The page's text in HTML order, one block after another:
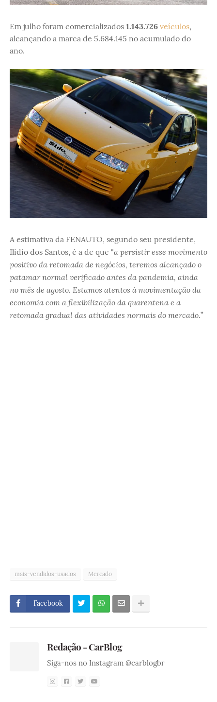
Em julho foram comercializados 1.143.726 veículos,
alcançando a marca de 5.684.145 no acumulado do
ano.
A estimativa da FENAUTO, segundo seu presidente,
Ilídio dos Santos, é a de que "a persistir esse movimento
positivo da retomada de negócios, teremos alcançado o
patamar normal verificado antes da pandemia, ainda
no mês de agosto. Estamos atentos à movimentação da
economia com a flexibilização da quarentena e a
retomada gradual das atividades normais do mercado.”
mais-vendidos-usados Mercado
Facebook
Redação - CarBlog
Siga-nos no Instagram @carblogbr